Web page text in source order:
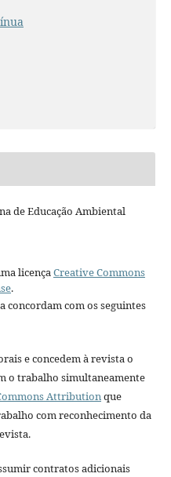
de Educação Ambiental
licençaCreative Commons
.
concordam com os seguintes
e concedem à revista o
o trabalho simultaneamente
Attributionque
com reconhecimento da
contratos adicionais